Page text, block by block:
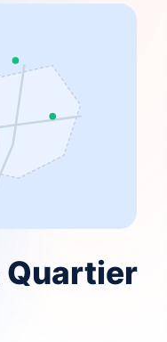
Quartier